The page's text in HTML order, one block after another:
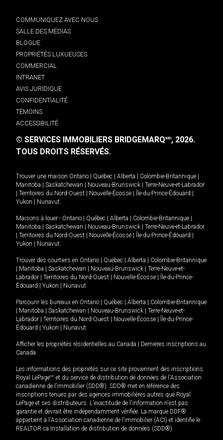
COMMUNIQUEZ AVEC NOUS
SALLE DES MÉDIAS
BLOGUE
PROPRIÉTÉS LUXUEUSES
COMMERCIAL
INTRANET
AVIS JURIDIQUE
CONFIDENTIALITÉ
TÉMOINS
ACCESSIBILITÉ
© SERVICES IMMOBILIERS BRIDGEMARQMD, 2026.
TOUS DROITS RÉSERVÉS.
Trouver une maison Ontario Québec Alberta Colombie-Britannique
Manitoba
Saskatchewan Nouveau-Brunswick
Terre-Neuve-et-Labrador
Territoires du Nord-Ouest Nouvelle-Écosse Île-du-Prince-Édouard
Yukon
Nunavut.
Maisons à louer - Ontario Québec Alberta Colombie-Britannique
Manitoba
Saskatchewan Nouveau-Brunswick
Terre-Neuve-et-Labrador
Territoires du Nord-Ouest Nouvelle-Écosse Île-du-Prince-Édouard
Yukon
Nunavut.
Trouver des courtiers en Ontario Québec Alberta
Colombie-Britannique
Manitoba Saskatchewan Nouveau-Brunswick
Terre-Neuve-et-
Labrador
Territoires du Nord-Ouest Nouvelle-Écosse
Île-du-Prince-
Édouard
Yukon Nunavut
Parcourir les bureaux en Ontario Québec Alberta
Colombie-Britannique
Manitoba Saskatchewan Nouveau-Brunswick
Terre-Neuve-et-
Labrador
Territoires du Nord-Ouest Nouvelle-Écosse
Île-du-Prince-
Édouard
Yukon Nunavut
Afficher les propriétés résidentielles au Canada
Dernières inscriptions au
Canada
Les informations des propriétés sur ce site proviennent des inscriptions
Royal LePageMD et du service de distribution de données de l'Association
canadienne de l’immobilier (SDD®). SDD® met en référence des
inscriptions tenues par des agences immobilières autres que Royal
LePage et ses distributeurs. L'exactitude de l'information n'est pas
garantie et devrait être indépendamment vérifiée. La marque DDF®
appartient à l'Association canadienne de l’immobilier (ACI) et identifie le
REALTOR.ca Installation de distribution de données (SDD®).